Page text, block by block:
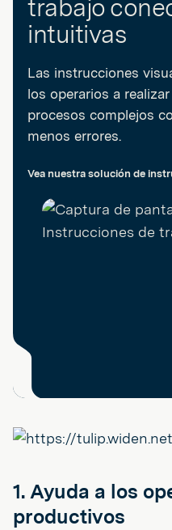
trabajo
intuitivas
Las instrucciones
los operarios a
procesos complejos
menos errores.
Vea nuestra solución de
1. Ayuda a los
productivos